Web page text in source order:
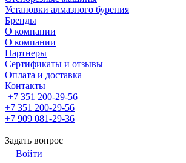
Установки алмазного бурения
Бренды
О компании
О компании
Партнеры
Cертификаты и отзывы
Оплата и доставка
Контакты
+7 351 200-29-56
+7 351 200-29-56
+7 909 081-29-36
Задать вопрос
Войти